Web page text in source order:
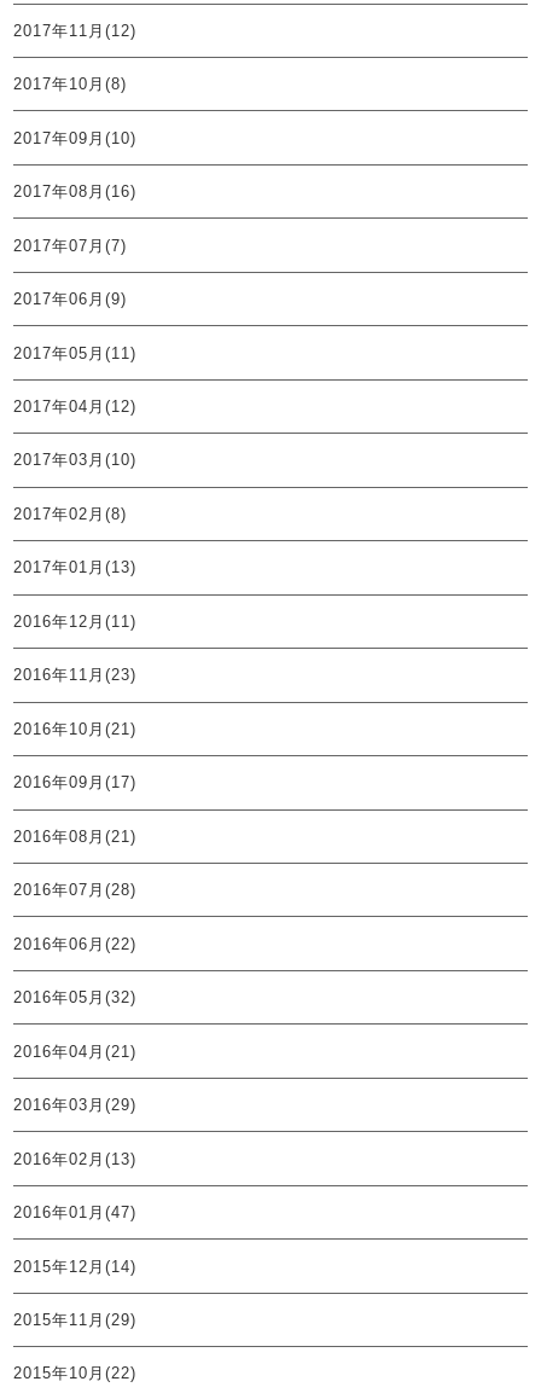
2017年11月(12)
2017年10月(8)
2017年09月(10)
2017年08月(16)
2017年07月(7)
2017年06月(9)
2017年05月(11)
2017年04月(12)
2017年03月(10)
2017年02月(8)
2017年01月(13)
2016年12月(11)
2016年11月(23)
2016年10月(21)
2016年09月(17)
2016年08月(21)
2016年07月(28)
2016年06月(22)
2016年05月(32)
2016年04月(21)
2016年03月(29)
2016年02月(13)
2016年01月(47)
2015年12月(14)
2015年11月(29)
2015年10月(22)